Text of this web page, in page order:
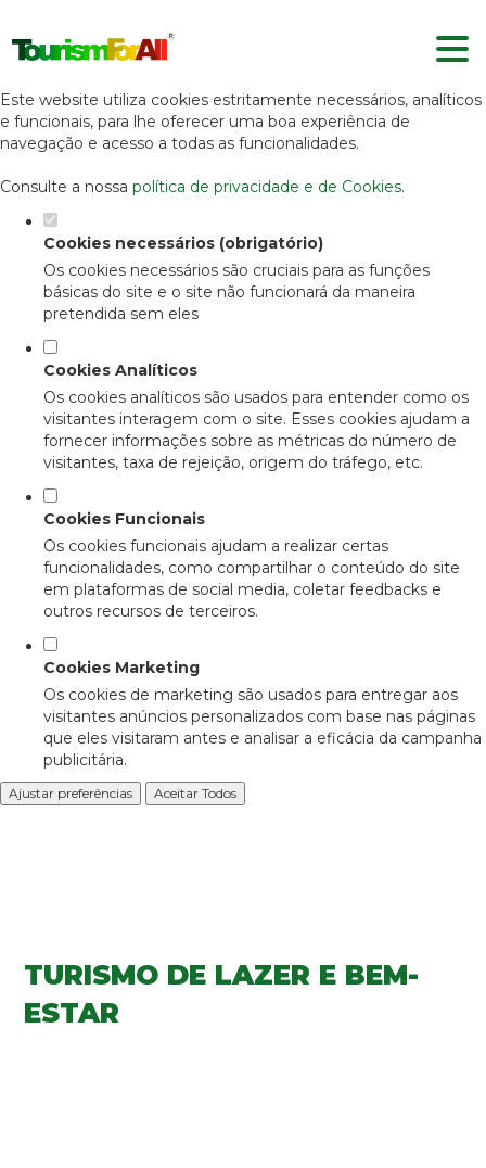
Defina as suas preferências de
cookies para este website.
Este website utiliza cookies estritamente necessários, analíticos
e funcionais, para lhe oferecer uma boa experiência de
navegação e acesso a todas as funcionalidades.
Consulte a nossa política de privacidade e de Cookies.
Cookies necessários (obrigatório)
Os cookies necessários são cruciais para as funções
básicas do site e o site não funcionará da maneira
pretendida sem eles
Cookies Analíticos
Os cookies analíticos são usados para entender como os
visitantes interagem com o site. Esses cookies ajudam a
fornecer informações sobre as métricas do número de
visitantes, taxa de rejeição, origem do tráfego, etc.
Cookies Funcionais
Os cookies funcionais ajudam a realizar certas
funcionalidades, como compartilhar o conteúdo do site
em plataformas de social media, coletar feedbacks e
outros recursos de terceiros.
Cookies Marketing
Os cookies de marketing são usados para entregar aos
visitantes anúncios personalizados com base nas páginas
que eles visitaram antes e analisar a eficácia da campanha
publicitária.
Ajustar preferências Aceitar Todos
TURISMO DE LAZER E BEM-
ESTAR